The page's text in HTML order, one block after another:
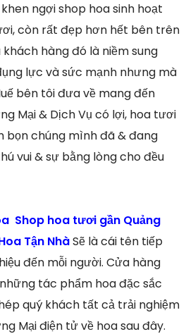
ngợi shop hoa sinh hoạt
còn rất đẹp hơn hết bên trên
khách hàng đó là niềm sung
lực và sức mạnh nhưng mà
bên tôi đưa về mang đến
Mại & Dịch Vụ có lợi, hoa tươi
bọn chúng mình đã & đang
vui & sự bằng lòng cho đều
Shop hoa tươi gần Quảng
Tận NhàSẽ là cái tên tiếp
đến mỗi người. Cửa hàng
tác phẩm hoa đặc sắc
quý khách tất cả trải nghiệm
Mại điện tử về hoa sau đây.